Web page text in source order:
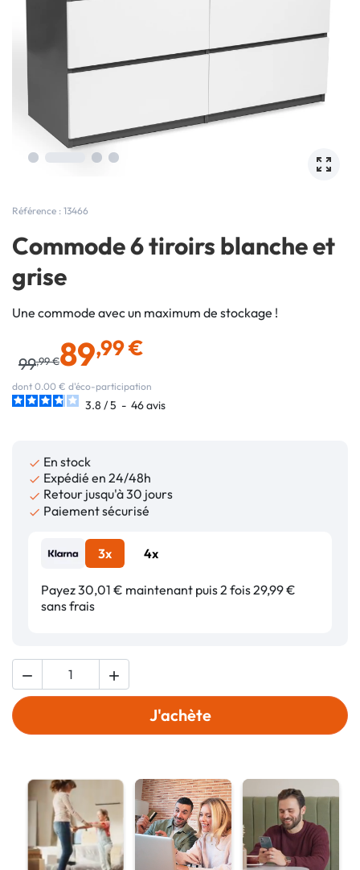
Référence : 13466
Commode 6 tiroirs blanche et
grise
Une commode avec un maximum de stockage !
99,99 €89,99 €
dont 0.00 € d'éco-participation
3.8 /5 - 46avis
 En stock
 Expédié en 24/48h
 Retour jusqu'à 30 jours
 Paiement sécurisé
3x 4x
Payez 30,01 € maintenant puis 2 fois 29,99 €
sans frais
 
J'achète